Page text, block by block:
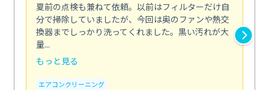
夏前の点検も兼ねて依頼。以前はフィルターだけ自
分で掃除していましたが、今回は奥のファンや熱交
換器までしっかり洗ってくれました。黒い汚れが大
量...
もっと見る
エアコンクリーニング